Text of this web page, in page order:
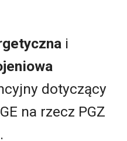
i
dotyczący
na rzecz PGZ
.